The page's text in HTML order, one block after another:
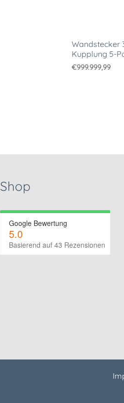
Wandstecker
Kupplung 5-
€999.999,99
Shop
Google Bewertung
5.0
Basierend auf 43 Rezensionen